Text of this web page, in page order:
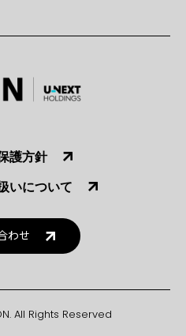
護方針
いについて
わせ
All Rights Reserved